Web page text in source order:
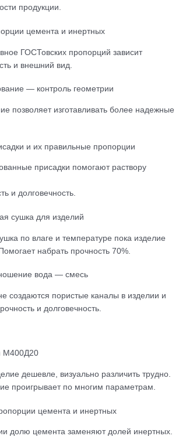
продукции.
цемента и инертных
ГОСТовских пропорций зависит
и внешний вид.
— контроль геометрии
позволяет изготавливать более надежные
и их правильные пропорции
присадки помогают раствору
и долговечность.
сушка для изделий
по влаге и температуре пока изделие
набрать прочность 70%.
вода — смесь
создаются пористые каналы в изделии и
и долговечность.
М400Д20
дешевле, визуально различить трудно.
проигрывает по многим параметрам.
цемента и инертных
долю цемента заменяют долей инертных.